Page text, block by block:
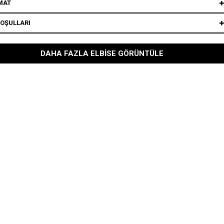
DAHA FAZLA ELBISE GÖRÜNTÜLE